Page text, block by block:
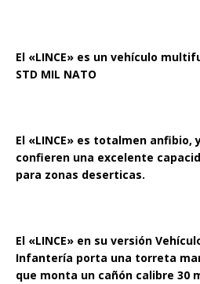
El «LINCE» es un vehículo
STD MIL NATO
El «LINCE» es totalmen anfibio,
confieren una excelente
para zonas deserticas.
El «LINCE» en su versión
Infantería porta una torreta
que monta un cañón calibre 30